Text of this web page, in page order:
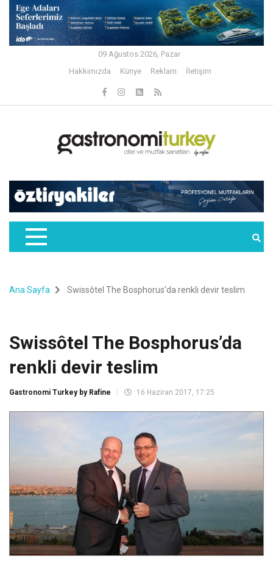
09 Ağustos 2026, Pazar
Hakkımızda
Künye Reklam İletişim
Ana Sayfa Swissôtel The Bosphorus’da renkli devir teslim
Swissôtel The Bosphorus’da
renkli devir teslim
Gastronomi Turkey by Rafine 16 Haziran 2017, 17:25